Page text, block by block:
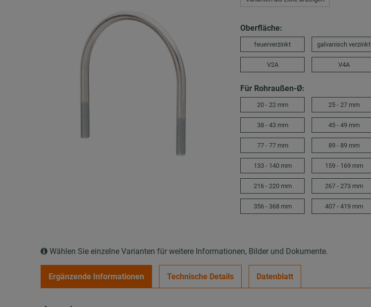
Oberfläche:
feuerverzinkt galvanisch verzinkt
V2A V4A
Für Rohraußen-Ø:
20 - 22 mm 25 - 27 mm
38 - 43 mm 45 - 49 mm
77 - 77 mm 89 - 89 mm
133 - 140 mm 159 - 169 mm
216 - 220 mm 267 - 273 mm
356 - 368 mm 407 - 419 mm
Wählen Sie einzelne Varianten für weitere Informationen, Bilder und Dokumente.
Ergänzende Informationen Technische Details Datenblatt